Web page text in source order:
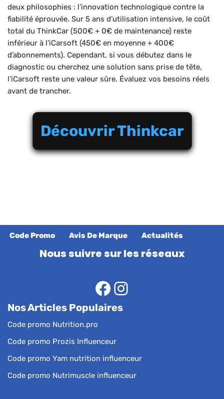
deux philosophies : l’innovation technologique contre la
fiabilité éprouvée. Sur 5 ans d’utilisation intensive, le coût
total du ThinkCar (500€ + 0€ de maintenance) reste
inférieur à l’iCarsoft (450€ en moyenne + 400€
d’abonnements). Cependant, si vous débutez dans le
diagnostic ou cherchez une solution sans prise de tête,
l’iCarsoft reste une valeur sûre. Évaluez vos besoins réels
avant de trancher.
Découvrir Thinkcar
Code Promo Avis De Marque Actualités
Nous suivre sur les réseaux
Nos Articles Populaires
Code promo Nutrition.pro
Code promo Prozis Influenceur
Code promo Yam nutrition influenceur
Code promo Nutrimuscle influenceur